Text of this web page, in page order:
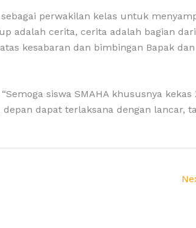
perwakilan kelas untuk
adalah cerita, cerita adalah bagian
kesabaran dan bimbingan Bapak
siswa SMAHA khususnya kekas
dapat terlaksana dengan lancar,